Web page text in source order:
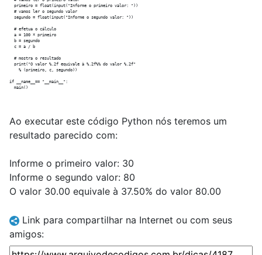
  primeiro = float(input("Informe o primeiro valor: "))
  # vamos ler o segundo valor
  segundo = float(input("Informe o segundo valor: "))
  # efetua o cálculo
  a = 100 * primeiro
  b = segundo
  c = a / b
  # mostra o resultado
  print("O valor %.2f equivale à %.2f%% do valor %.2f"
    % (primeiro, c, segundo))
if __name__== "__main__":
Ao executar este código Python nós teremos um
resultado parecido com:
Informe o primeiro valor: 30
Informe o segundo valor: 80
O valor 30.00 equivale à 37.50% do valor 80.00
Link para compartilhar na Internet ou com seus
amigos: